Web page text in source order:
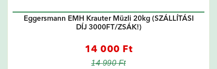
Eggersmann EMH Krauter Müzli 20kg (SZÁLLÍTÁSI
DÍJ 3000FT/ZSÁK!)
14 000 Ft
14 990 Ft